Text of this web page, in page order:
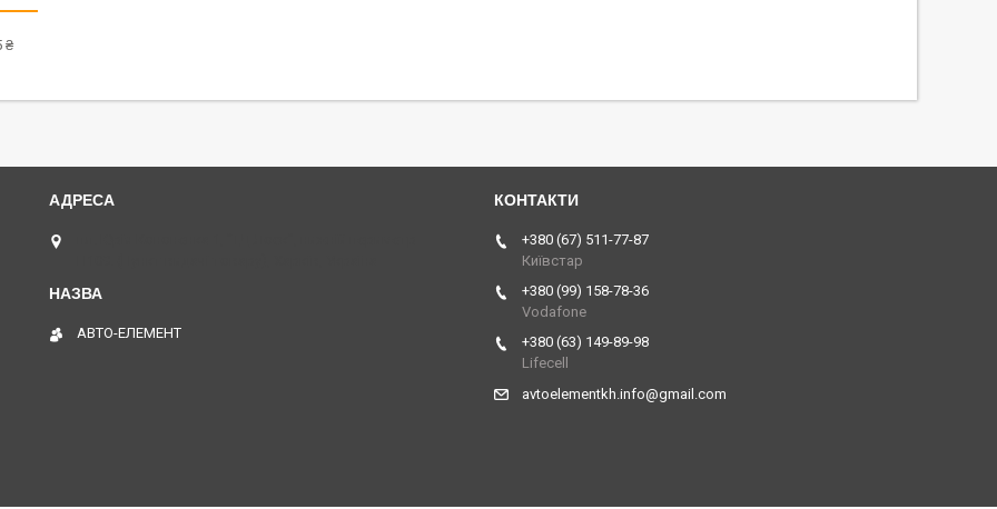
₴
АВТО-ЕЛЕМЕНТ
+380 (67) 511-77-87
Київстар
+380 (99) 158-78-36
Vodafone
+380 (63) 149-89-98
Lifecell
avtoelementkh.info@gmail.com